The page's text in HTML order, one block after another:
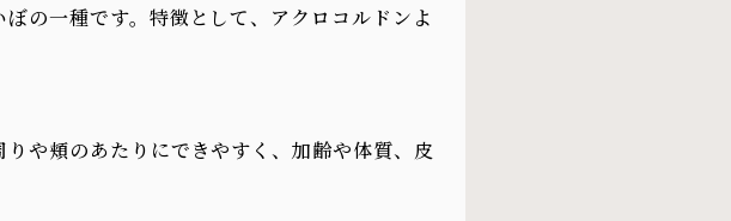
の一種です。特徴として、アクロコルドンよ
や頬のあたりにできやすく、加齢や体質、皮